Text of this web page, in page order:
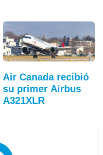
Air Canada recibió
su primer Airbus
A321XLR